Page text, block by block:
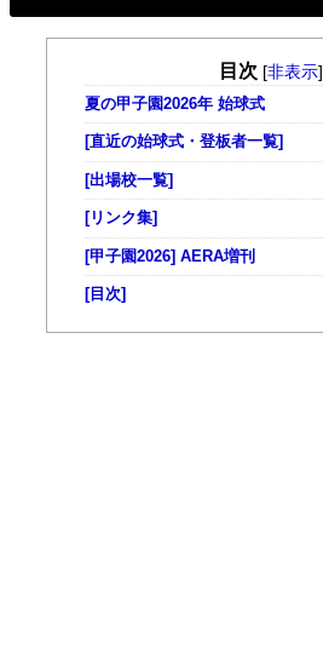
目次 [非表示]
夏の甲子園2026年 始球式
[直近の始球式・登板者一覧]
[出場校一覧]
[リンク集]
[甲子園2026] AERA増刊
[目次]